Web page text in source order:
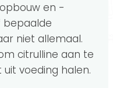
en -
bepaalde
niet allemaal.
citrulline aan te
voeding halen.